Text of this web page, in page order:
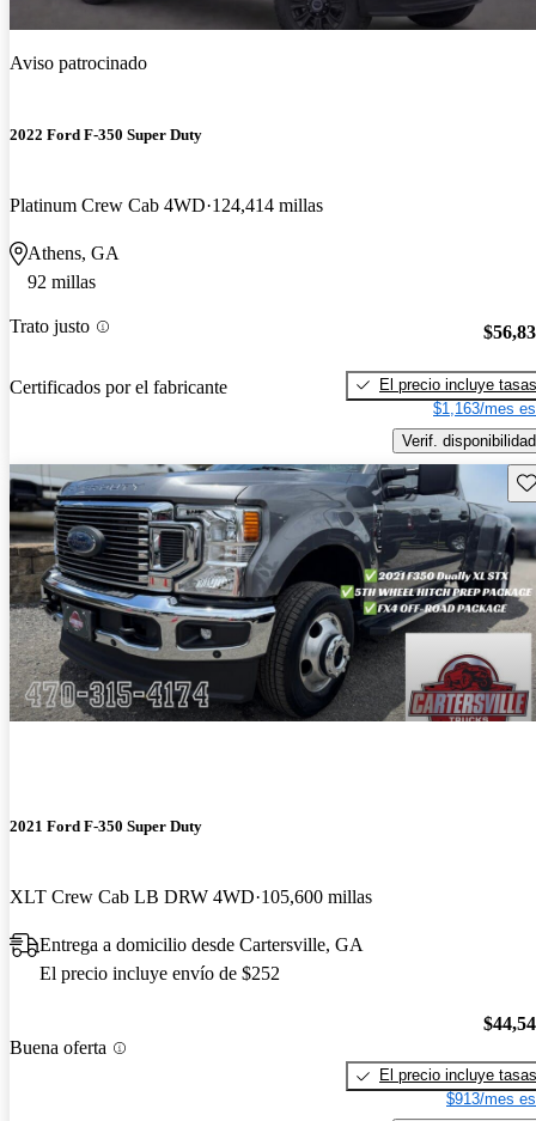
Aviso patrocinado
2022 Ford F-350 Super Duty
Platinum Crew Cab 4WD 124,414 millas
Athens, GA
92 millas
Trato justo
Certificados por el fabricante
El precio incluye tasas
$1,163/mes
Verif. disponibilidad
2021 Ford F-350 Super Duty
XLT Crew Cab LB DRW 4WD 105,600 millas
Entrega a domicilio desde Cartersville, GA
El precio incluye envío de $252
Buena oferta
El precio incluye tasas
$913/mes